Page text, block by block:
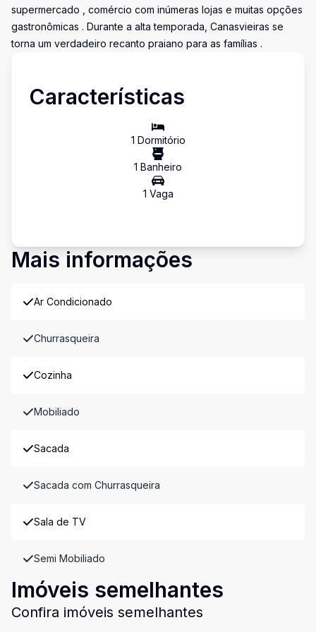
supermercado , comércio com inúmeras lojas e muitas opções
gastronômicas . Durante a alta temporada, Canasvieiras se
torna um verdadeiro recanto praiano para as famílias .
Características
1 Dormitório
1 Banheiro
1 Vaga
Mais informações
Ar Condicionado
Churrasqueira
Cozinha
Mobiliado
Sacada
Sacada com Churrasqueira
Sala de TV
Semi Mobiliado
Imóveis semelhantes
Confira imóveis semelhantes